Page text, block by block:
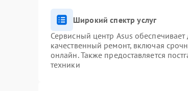
Широкий спектр услуг
Сервисный центр Asus
качественный ремонт, включая
онлайн. Также предоставляется
техники